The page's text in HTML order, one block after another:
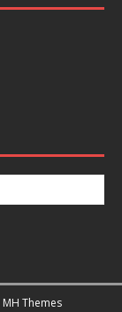
MH Themes